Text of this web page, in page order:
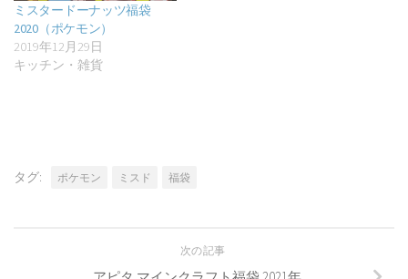
ミスタードーナッツ福袋
2020（ポケモン）
2019年12月29日
キッチン・雑貨
タグ: ポケモン ミスド 福袋
次の記事